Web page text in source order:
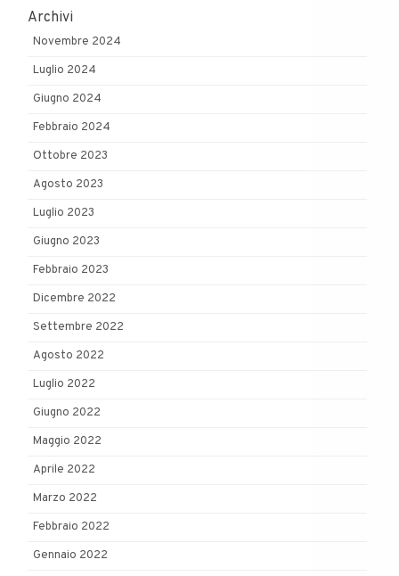
Archivi
Novembre 2024
Luglio 2024
Giugno 2024
Febbraio 2024
Ottobre 2023
Agosto 2023
Luglio 2023
Giugno 2023
Febbraio 2023
Dicembre 2022
Settembre 2022
Agosto 2022
Luglio 2022
Giugno 2022
Maggio 2022
Aprile 2022
Marzo 2022
Febbraio 2022
Gennaio 2022